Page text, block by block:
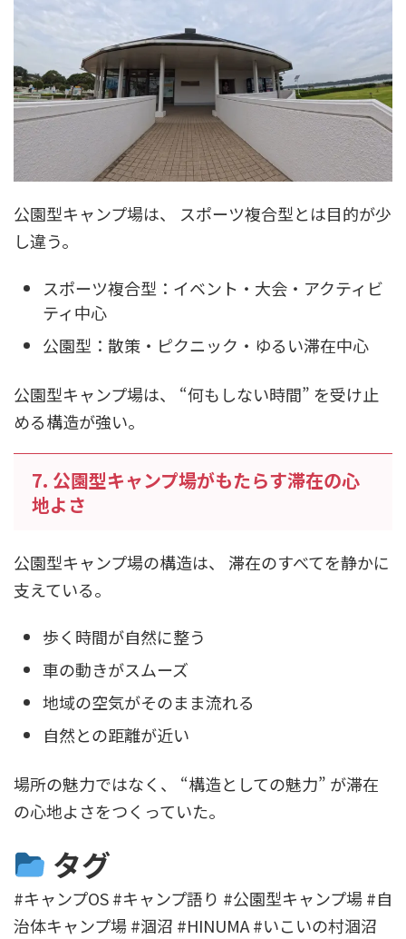
公園型キャンプ場は、 スポーツ複合型とは目的が少
し違う。
スポーツ複合型：イベント・大会・アクティビ
ティ中心
公園型：散策・ピクニック・ゆるい滞在中心
公園型キャンプ場は、 “何もしない時間” を受け止
める構造が強い。
7. 公園型キャンプ場がもたらす滞在の心
地よさ
公園型キャンプ場の構造は、 滞在のすべてを静かに
支えている。
歩く時間が自然に整う
車の動きがスムーズ
地域の空気がそのまま流れる
自然との距離が近い
場所の魅力ではなく、 “構造としての魅力” が滞在
の心地よさをつくっていた。
タグ
#キャンプOS #キャンプ語り #公園型キャンプ場 #自
治体キャンプ場 #涸沼 #HINUMA #いこいの村涸沼